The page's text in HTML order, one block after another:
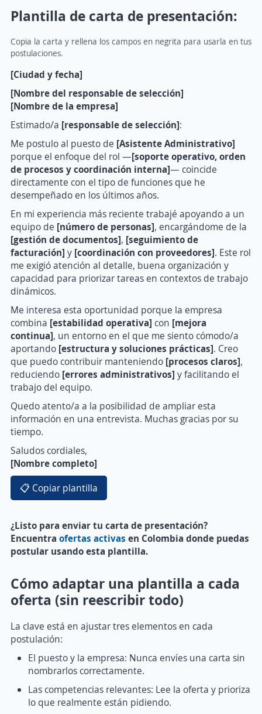
Plantilla de carta de presentación:
Copia la carta y rellena los campos en negrita para usarla en tus
postulaciones.
[Ciudad y fecha]
[Nombre del responsable de selección]
[Nombre de la empresa]
Estimado/a [responsable de selección]:
Me postulo al puesto de [Asistente Administrativo]
porque el enfoque del rol —[soporte operativo, orden
de procesos y coordinación interna]— coincide
directamente con el tipo de funciones que he
desempeñado en los últimos años.
En mi experiencia más reciente trabajé apoyando a un
equipo de [número de personas], encargándome de la
[gestión de documentos], [seguimiento de
facturación] y [coordinación con proveedores]. Este rol
me exigió atención al detalle, buena organización y
capacidad para priorizar tareas en contextos de trabajo
dinámicos.
Me interesa esta oportunidad porque la empresa
combina [estabilidad operativa] con [mejora
continua], un entorno en el que me siento cómodo/a
aportando [estructura y soluciones prácticas]. Creo
que puedo contribuir manteniendo [procesos claros],
reduciendo [errores administrativos] y facilitando el
trabajo del equipo.
Quedo atento/a a la posibilidad de ampliar esta
información en una entrevista. Muchas gracias por su
tiempo.
Saludos cordiales,
[Nombre completo]
📋 Copiar plantilla
¿Listo para enviar tu carta de presentación?
Encuentra ofertas activas en Colombia donde puedas
postular usando esta plantilla.
Cómo adaptar una plantilla a cada
oferta (sin reescribir todo)
La clave está en ajustar tres elementos en cada
postulación:
El puesto y la empresa: Nunca envíes una carta sin
nombrarlos correctamente.
Las competencias relevantes: Lee la oferta y prioriza
lo que realmente están pidiendo.